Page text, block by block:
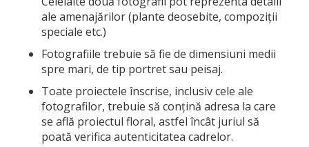
ale amenajărilor (plante deosebite, compoziții
speciale etc.)
Fotografiile trebuie să fie de dimensiuni medii
spre mari, de tip portret sau peisaj.
Toate proiectele înscrise, inclusiv cele ale
fotografilor, trebuie să conțină adresa la care
se află proiectul floral, astfel încât juriul să
poată verifica autenticitatea cadrelor.